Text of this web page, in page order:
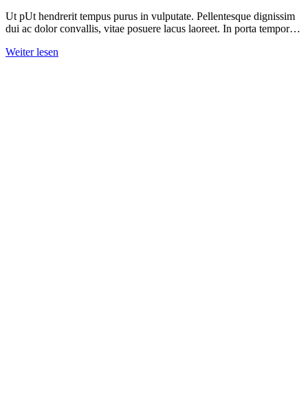
Ut pUt hendrerit tempus purus in vulputate. Pellentesque dignissim
dui ac dolor convallis, vitae posuere lacus laoreet. In porta tempor…
Weiter lesen